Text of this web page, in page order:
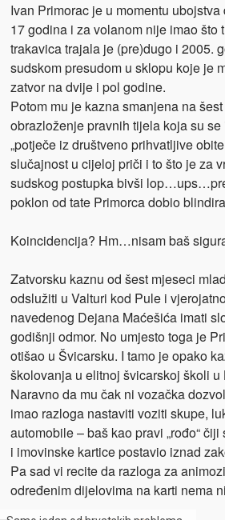
Ivan Primorac je u momentu
17 godina i za volanom nije imao što
trakavica trajala je (pre)dugo i 2005.
sudskom presudom u sklopu koje je
zatvor na dvije i pol godine.
Potom mu je kazna smanjena na
obrazloženje pravnih tijela koja su
„potječe iz društveno prihvatljive
slučajnost u cijeloj priči i to što je za
sudskog postupka bivši
poklon od tate Primorca dobio
Koincidencija? Hm…nisam baš
Zatvorsku kaznu od šest mjeseci
odslužiti u Valturi kod Pule i
navedenog Dejana Maćešića imati
godišnji odmor. No umjesto toga je
otišao u Švicarsku. I tamo je opako
školovanja u elitnoj švicarskoj školi u
Naravno da mu čak ni vozačka
imao razloga nastaviti voziti skupe,
automobile – baš kao pravi „rođo“
i imovinske kartice postavio iznad
Pa sad vi recite da razloga za
određenim dijelovima na karti nema